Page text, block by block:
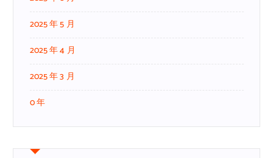
2025 年 5 月
2025 年 4 月
2025 年 3 月
0 年